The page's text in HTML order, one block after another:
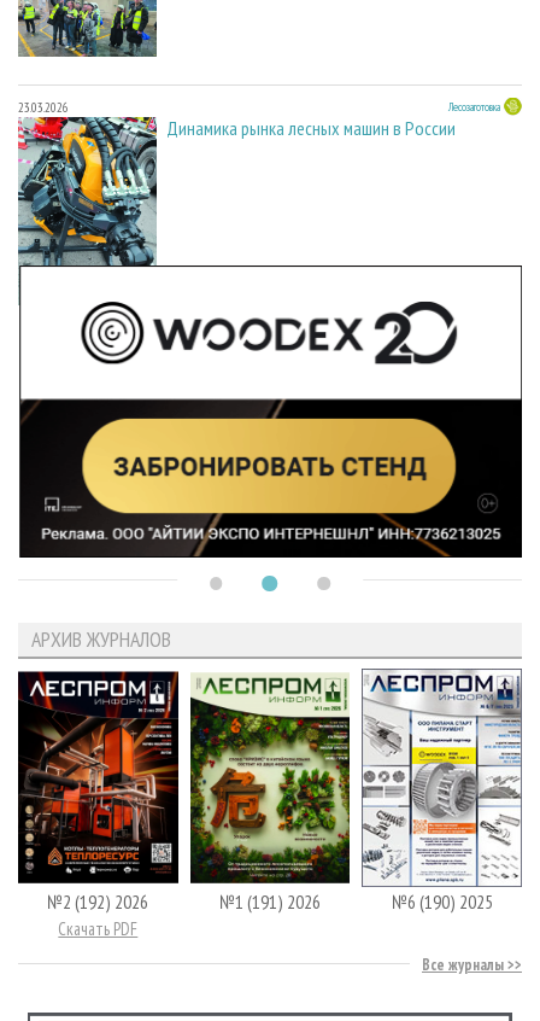
23.03.2026 Лесозаготовка
Динамика рынка лесных машин в России
АРХИВ ЖУРНАЛОВ
№2 (192) 2026
Скачать PDF
№1 (191) 2026 №6 (190) 2025
Все журналы